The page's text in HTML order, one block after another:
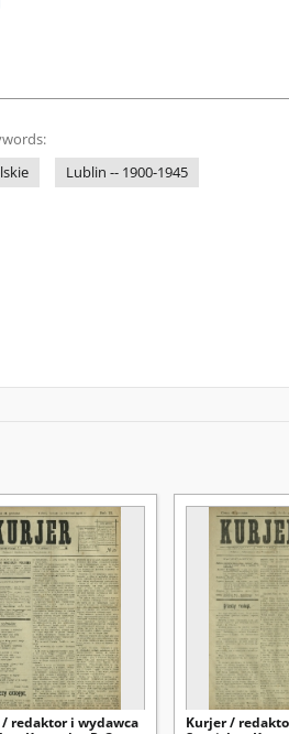
Lublin -- 1900-1945
redaktor i wydawca
Kurjer /